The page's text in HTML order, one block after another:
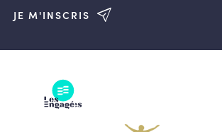
JE M'INSCRIS